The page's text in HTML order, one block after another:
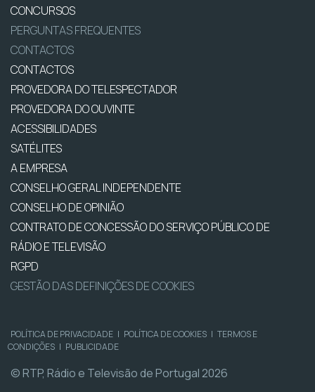
CONCURSOS
PERGUNTAS FREQUENTES
CONTACTOS
CONTACTOS
PROVEDORA DO TELESPECTADOR
PROVEDORA DO OUVINTE
ACESSIBILIDADES
SATÉLITES
A EMPRESA
CONSELHO GERAL INDEPENDENTE
CONSELHO DE OPINIÃO
CONTRATO DE CONCESSÃO DO SERVIÇO PÚBLICO DE
RÁDIO E TELEVISÃO
RGPD
GESTÃO DAS DEFINIÇÕES DE COOKIES
POLÍTICA DE PRIVACIDADE | POLÍTICA DE COOKIES | TERMOS E
CONDIÇÕES | PUBLICIDADE
© RTP, Rádio e Televisão de Portugal 2026